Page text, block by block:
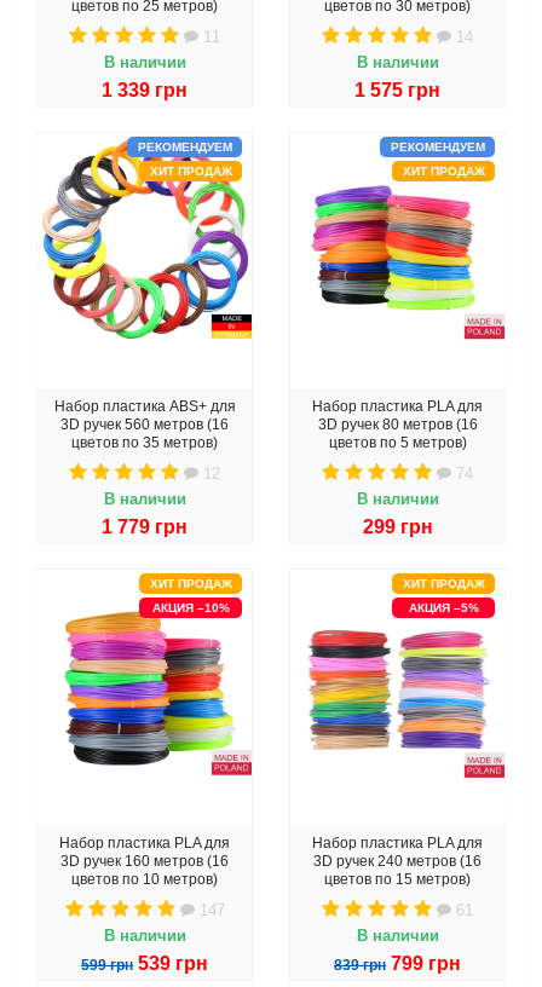
цветов по 25 метров)
11
В наличии
1 339 грн
цветов по 30 метров)
14
В наличии
1 575 грн
РЕКОМЕНДУЕМ
ХИТ ПРОДАЖ
Набор пластика ABS+ для
3D ручек 560 метров (16
цветов по 35 метров)
12
В наличии
1 779 грн
РЕКОМЕНДУЕМ
ХИТ ПРОДАЖ
Набор пластика PLA для
3D ручек 80 метров (16
цветов по 5 метров)
74
В наличии
299 грн
ХИТ ПРОДАЖ
АКЦИЯ –10%
Набор пластика PLA для
3D ручек 160 метров (16
цветов по 10 метров)
147
В наличии
599 грн 539 грн
ХИТ ПРОДАЖ
АКЦИЯ –5%
Набор пластика PLA для
3D ручек 240 метров (16
цветов по 15 метров)
61
В наличии
839 грн 799 грн